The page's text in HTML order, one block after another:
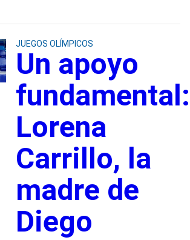
JUEGOS OLÍMPICOS
Un apoyo
fundamental:
Lorena
Carrillo, la
madre de
Diego